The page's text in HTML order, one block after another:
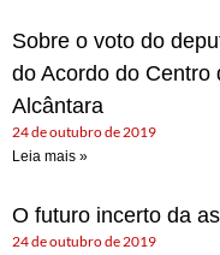
Sobre o voto do
do Acordo do Centro
Alcântara
24 de outubro de 2019
Leia mais »
O futuro incerto da
24 de outubro de 2019